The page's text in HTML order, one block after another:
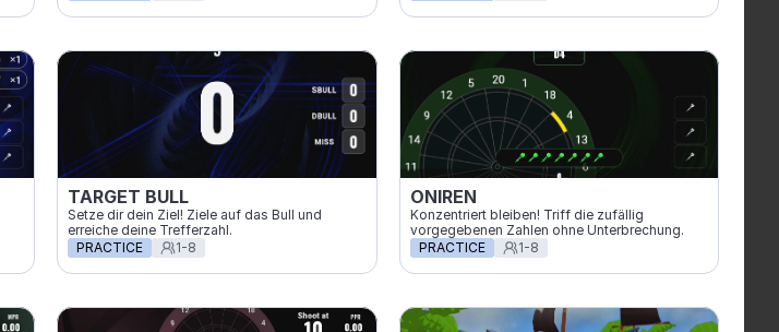
TARGET BULL
Setze dir dein Ziel! Ziele auf das Bull und
erreiche deine Trefferzahl.
PRACTICE
1-8
ONIREN
Konzentriert bleiben! Triff die zufällig
vorgegebenen Zahlen ohne Unterbrechung.
PRACTICE
1-8